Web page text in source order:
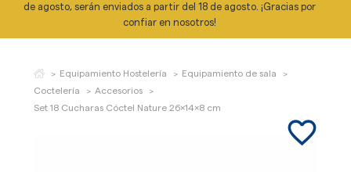
de agosto, serán enviados a partir del 18 de agosto. ¡Gracias por
confiar en nosotros!
Equipamiento Hostelería
Equipamiento de sala
Coctelería
Accesorios
Set 18 Cucharas Cóctel Nature 26x14x8 cm
favorite_border